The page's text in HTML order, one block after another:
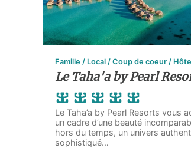
Famille / Local / Coup de coeur /
Le Taha'a by Pearl
Le Taha’a by Pearl Resorts vous
un cadre d’une beauté
hors du temps, un univers
sophistiqué…